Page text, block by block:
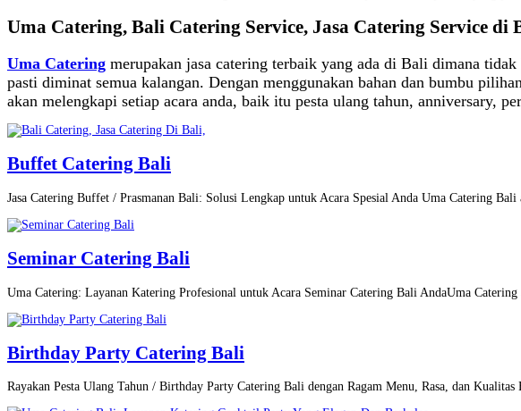
Uma Catering, Bali Catering Service, Jasa Catering Service di
Uma Catering merupakan jasa catering terbaik yang ada di Bali dimana
pasti diminat semua kalangan. Dengan menggunakan bahan dan bumbu
akan melengkapi setiap acara anda, baik itu pesta ulang tahun, anniversary,
Buffet Catering Bali
Jasa Catering Buffet / Prasmanan Bali: Solusi Lengkap untuk Acara Spesial Anda Uma Catering
Seminar Catering Bali
Uma Catering: Layanan Katering Profesional untuk Acara Seminar Catering Bali AndaUma
Birthday Party Catering Bali
Rayakan Pesta Ulang Tahun / Birthday Party Catering Bali dengan Ragam Menu, Rasa, dan